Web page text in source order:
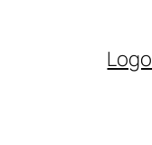
Logo